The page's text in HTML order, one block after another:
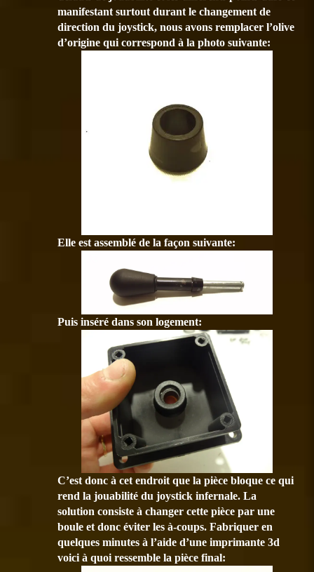
manifestant surtout durant le changement de
direction du joystick, nous avons remplacer l’olive
d’origine qui correspond à la photo suivante:
Elle est assemblé de la façon suivante:
Puis inséré dans son logement:
C’est donc à cet endroit que la pièce bloque ce qui
rend la jouabilité du joystick infernale. La
solution consiste à changer cette pièce par une
boule et donc éviter les à-coups. Fabriquer en
quelques minutes à l’aide d’une imprimante 3d
voici à quoi ressemble la pièce final: